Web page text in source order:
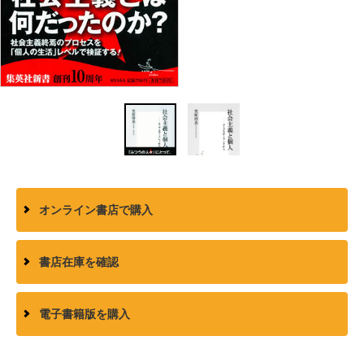
オンライン書店で購入
書店在庫を確認
電子書籍版を購入